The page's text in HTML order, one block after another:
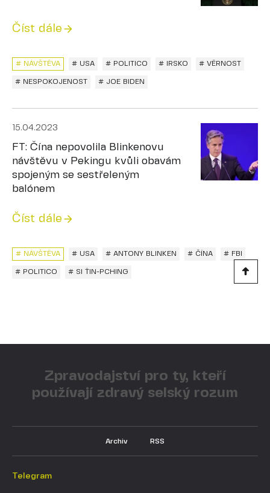
Číst dále
# USA
# NÁVŠTĚVA # POLITICO # IRSKO # VĚRNOST
# NESPOKOJENOST # JOE BIDEN
15.04.2023
FT: Čína nepovolila Blinkenovu
návštěvu v Pekingu kvůli obavám
spojeným se sestřeleným
balónem
Číst dále
# USA # ANTONY BLINKEN # ČÍNA # FBI
# NÁVŠTĚVA
# POLITICO # SI ŤIN-PCHING
Zpravodajství pro ty, kteří
používají zdravý selský rozum
Archiv RSS
Telegram